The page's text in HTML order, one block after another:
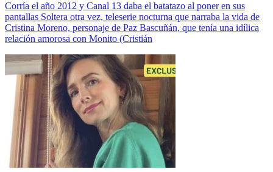
Corría el año 2012 y Canal 13 daba el batatazo al poner en sus
pantallas Soltera otra vez, teleserie nocturna que narraba la vida de
Cristina Moreno, personaje de Paz Bascuñán, que tenía una idílica
relación amorosa con Monito (Cristián